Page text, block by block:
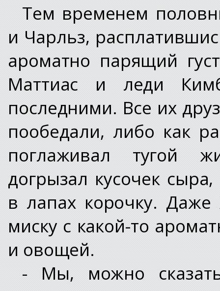
Тем временем
и Чарльз,
ароматно парящий
Маттиас и леди
последними. Все их
пообедали, либо как
поглаживал тугой
догрызал кусочек
в лапах корочку. Даже
миску с какой-то
и овощей.
- Мы, можно